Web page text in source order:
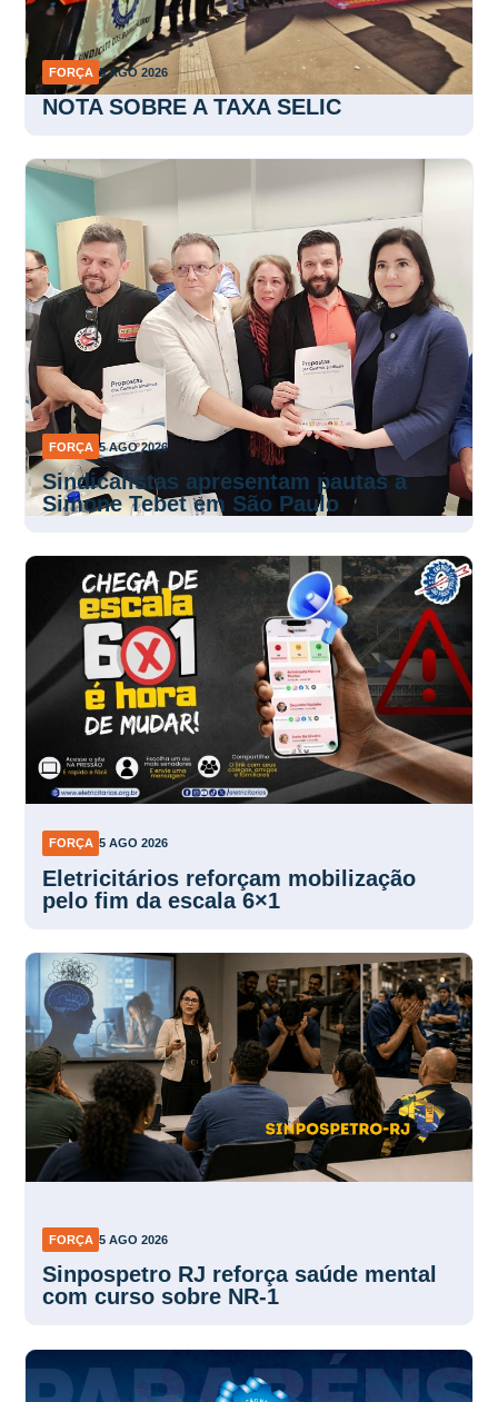
FORÇA 5 AGO 2026
NOTA SOBRE A TAXA SELIC
FORÇA 5 AGO 2026
Sindicalistas apresentam pautas a
Simone Tebet em São Paulo
FORÇA 5 AGO 2026
Eletricitários reforçam mobilização
pelo fim da escala 6×1
FORÇA 5 AGO 2026
Sinpospetro RJ reforça saúde mental
com curso sobre NR-1